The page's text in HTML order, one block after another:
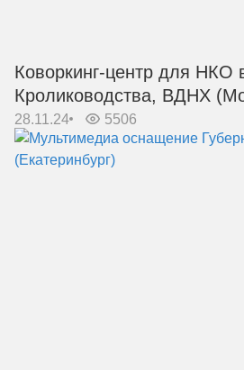
Коворкинг-центр для НКО
Кролиководства, ВДНХ
28.11.24 5506